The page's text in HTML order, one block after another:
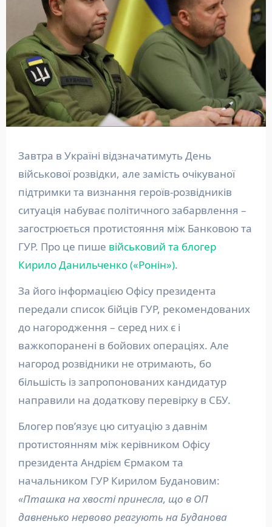
Завтра в Україні відзначатимуть День
військової розвідки, але замість очікуваної
підтримки та визнання героїв-розвідників
ситуація набуває політичного забарвлення –
загострюється протистояння між Банковою та
ГУР. Про це пише військовий та блогер
Кирило Данильченко («Ронін»).
За його інформацією Офісу президента
передали список бійців ГУР, рекомендованих
до нагородження – серед них є і
важкопоранені в бойових операціях. Але
нагород розвідники не отримають, бо
більшість із запропонованих кандидатур
направили на додаткову перевірку в СБУ.
Блогер пов’язує цю ситуацію з давнім
протистоянням між керівником Офісу
президента Андрієм Єрмаком та
начальником ГУР Кирилом Будановим:
«Пташка на хвості принесла, що в ОП
давненько нервово реагують на Буданова